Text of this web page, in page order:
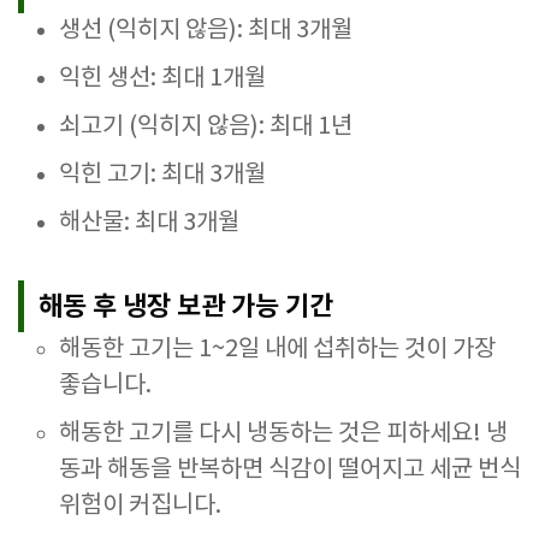
생선 (익히지 않음): 최대 3개월
익힌 생선: 최대 1개월
쇠고기 (익히지 않음): 최대 1년
익힌 고기: 최대 3개월
해산물: 최대 3개월
해동 후 냉장 보관 가능 기간
해동한 고기는 1~2일 내에 섭취하는 것이 가장
좋습니다.
해동한 고기를 다시 냉동하는 것은 피하세요! 냉
동과 해동을 반복하면 식감이 떨어지고 세균 번식
위험이 커집니다.